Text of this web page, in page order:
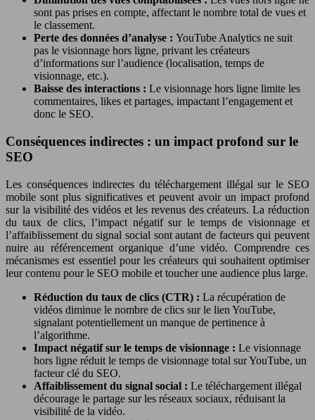
sont pas prises en compte, affectant le nombre total de vues et
le classement.
Perte des données d’analyse : YouTube Analytics ne suit
pas le visionnage hors ligne, privant les créateurs
d’informations sur l’audience (localisation, temps de
visionnage, etc.).
Baisse des interactions : Le visionnage hors ligne limite les
commentaires, likes et partages, impactant l’engagement et
donc le SEO.
Conséquences indirectes : un impact profond sur le
SEO
Les conséquences indirectes du téléchargement illégal sur le SEO
mobile sont plus significatives et peuvent avoir un impact profond
sur la visibilité des vidéos et les revenus des créateurs. La réduction
du taux de clics, l’impact négatif sur le temps de visionnage et
l’affaiblissement du signal social sont autant de facteurs qui peuvent
nuire au référencement organique d’une vidéo. Comprendre ces
mécanismes est essentiel pour les créateurs qui souhaitent optimiser
leur contenu pour le SEO mobile et toucher une audience plus large.
Réduction du taux de clics (CTR) : La récupération de
vidéos diminue le nombre de clics sur le lien YouTube,
signalant potentiellement un manque de pertinence à
l’algorithme.
Impact négatif sur le temps de visionnage : Le visionnage
hors ligne réduit le temps de visionnage total sur YouTube, un
facteur clé du SEO.
Affaiblissement du signal social : Le téléchargement illégal
décourage le partage sur les réseaux sociaux, réduisant la
visibilité de la vidéo.